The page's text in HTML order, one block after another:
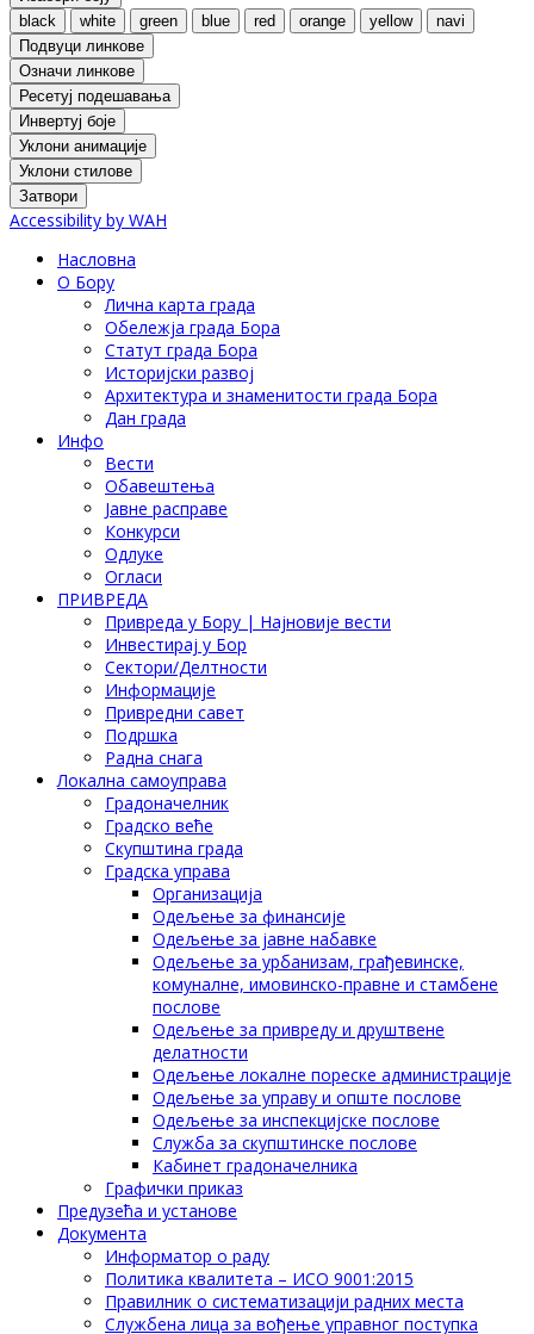
black
white green blue red orange yellow
navi
Подвуци линкове
Означи линкове
Ресетуј подешавања
Инвертуј боје
Уклони анимације
Уклони стилове
Затвори
Accessibility by WAH
Насловна
О Бору
Лична карта града
Обележја града Бора
Статут града Бора
Историјски развој
Архитектура и знаменитости града Бора
Дан града
Инфо
Вести
Обавештења
Јавне расправе
Конкурси
Одлуке
Огласи
ПРИВРЕДА
Привреда у Бору | Најновије вести
Инвестирај у Бор
Сектори/Делтности
Информације
Привредни савет
Подршка
Радна снага
Локална самоуправа
Градоначелник
Градско веће
Скупштина града
Градска управа
Организација
Одељење за финансије
Одељење за јавне набавке
Одељење за урбанизам, грађевинске,
комуналне, имовинско-правне и стамбене
послове
Одељење за привреду и друштвене
делатности
Одељење локалне пореске администрације
Одељење за управу и опште послове
Одељење за инспекцијске послове
Служба за скупштинске послове
Кабинет градоначелника
Графички приказ
Предузећа и установе
Документа
Информатор о раду
Политика квалитета – ИСО 9001:2015
Правилник о систематизацији радних места
Службена лица за вођење управног поступка